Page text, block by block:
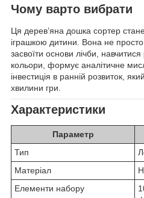
Чому варто вибрати
Ця дерев’яна дошка сортер
іграшкою дитини. Вона не
засвоїти основи лічби,
кольори, формує аналітичне
інвестиція в ранній розвиток,
хвилини гри.
Характеристики
Параметр
Тип
Матеріал
Елементи набору